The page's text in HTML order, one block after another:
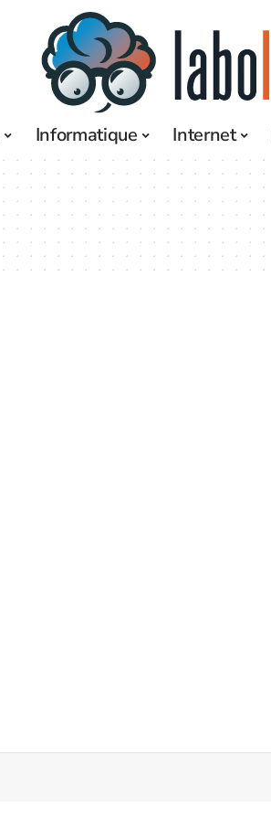
Informatique Internet